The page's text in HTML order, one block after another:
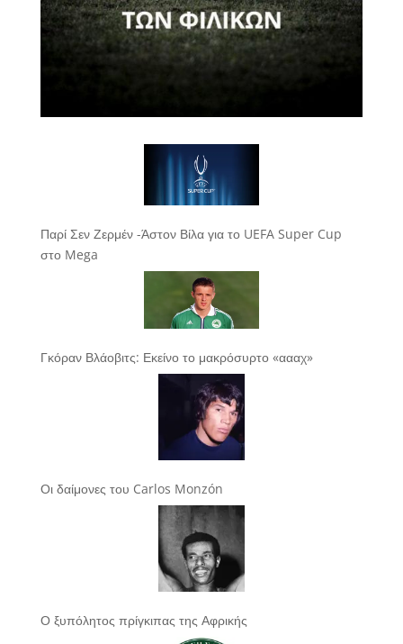
Παρί Σεν Ζερμέν -Άστον Βίλα για το UEFA Super Cup
στο Mega
Γκόραν Βλάοβιτς: Εκείνο το μακρόσυρτο «αααχ»
Οι δαίμονες του Carlos Monzón
Ο ξυπόλητος πρίγκιπας της Αφρικής